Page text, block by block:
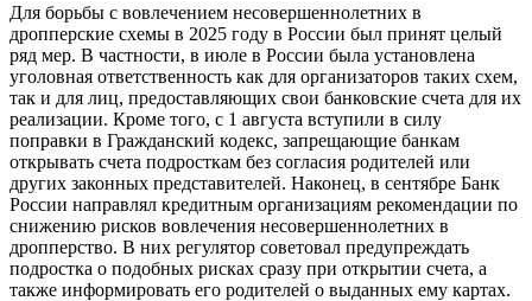
Для борьбы с вовлечением несовершеннолетних в
дропперские схемы в 2025 году в России был принят целый
ряд мер. В частности, в июле в России была установлена
уголовная ответственность как для организаторов таких схем,
так и для лиц, предоставляющих свои банковские счета для их
реализации. Кроме того, с 1 августа вступили в силу
поправки в Гражданский кодекс, запрещающие банкам
открывать счета подросткам без согласия родителей или
других законных представителей. Наконец, в сентябре Банк
России направлял кредитным организациям рекомендации по
снижению рисков вовлечения несовершеннолетних в
дропперство. В них регулятор советовал предупреждать
подростка о подобных рисках сразу при открытии счета, а
также информировать его родителей о выданных ему картах.